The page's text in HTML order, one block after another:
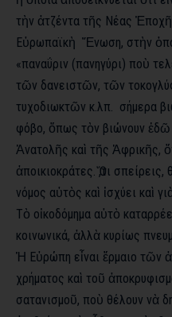
τὴν ἀτζέντα τῆς Νέας
Εὐρωπαϊκὴ Ἕνωση, στὴν
«παναΰριν (πανηγύρι) ποὺ
τῶν δανειστῶν, τῶν
τυχοδιωκτῶν κ.λπ. σήμερα
φόβο, ὅπως τὸν βιώνουν ἐδῶ
Ἀνατολῆς καὶ τῆς Ἀφρικῆς,
ἀποικιοκράτες. Ὅ,τι
νόμος αὐτὸς καὶ ἰσχύει καὶ
Τὸ οἰκοδόμημα αὐτὸ
κοινωνικά, ἀλλὰ κυρίως
Ἡ Εὐρώπη εἶναι ἕρμαιο τῶν
χρήματος καὶ τοῦ
σατανισμοῦ, ποὺ θέλουν νὰ